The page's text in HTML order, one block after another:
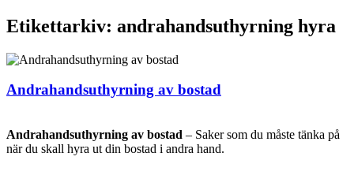
Etikettarkiv: andrahandsuthyrning hyra
Andrahandsuthyrning av bostad
Andrahandsuthyrning av bostad – Saker som du måste tänka på
när du skall hyra ut din bostad i andra hand.